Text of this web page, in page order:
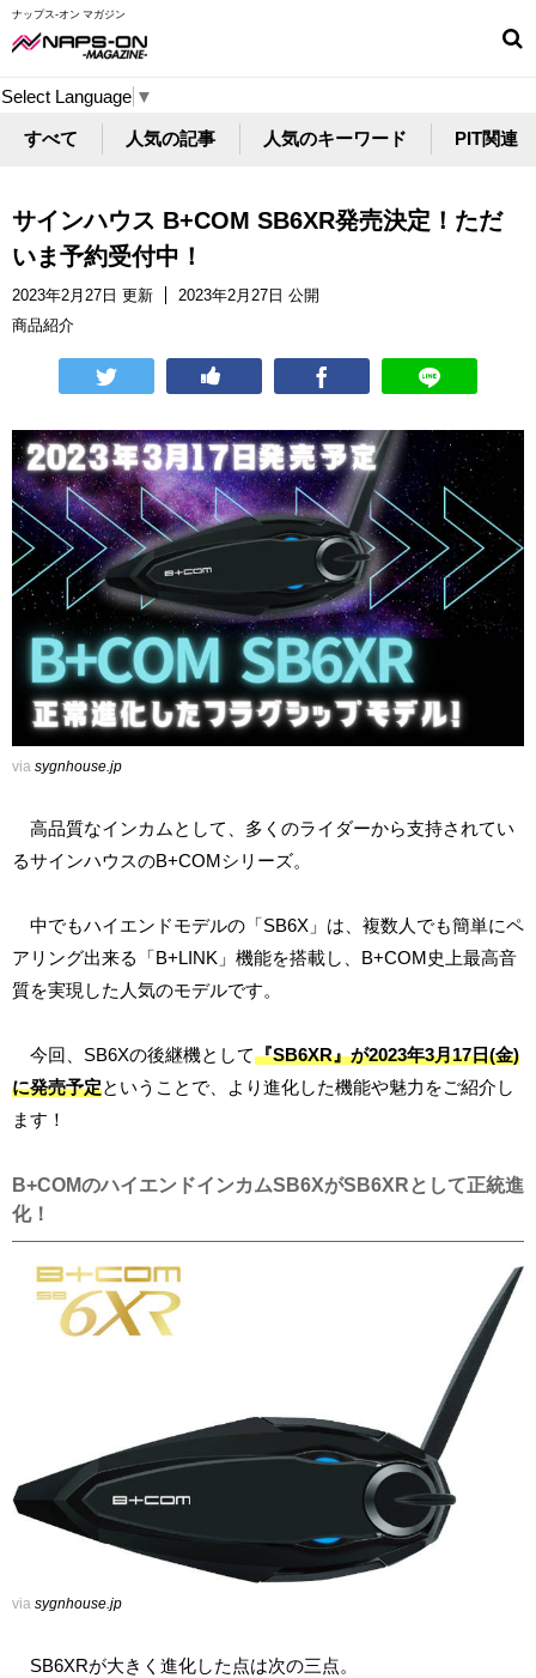
ナップス-オン マガジン
Select Language ▼
すべて 人気の記事 人気のキーワード PIT関連
サインハウス B+COM SB6XR発売決定！ただ
いま予約受付中！
2023年2月27日 更新
2023年2月27日 公開
商品紹介
via sygnhouse.jp
高品質なインカムとして、多くのライダーから支持されてい
るサインハウスのB+COMシリーズ。
中でもハイエンドモデルの「SB6X」は、複数人でも簡単にペ
アリング出来る「B+LINK」機能を搭載し、B+COM史上最高音
質を実現した人気のモデルです。
今回、SB6Xの後継機として『SB6XR』が2023年3月17日(金)
に発売予定ということで、より進化した機能や魅力をご紹介し
ます！
B+COMのハイエンドインカムSB6XがSB6XRとして正統進
化！
via sygnhouse.jp
SB6XRが大きく進化した点は次の三点。